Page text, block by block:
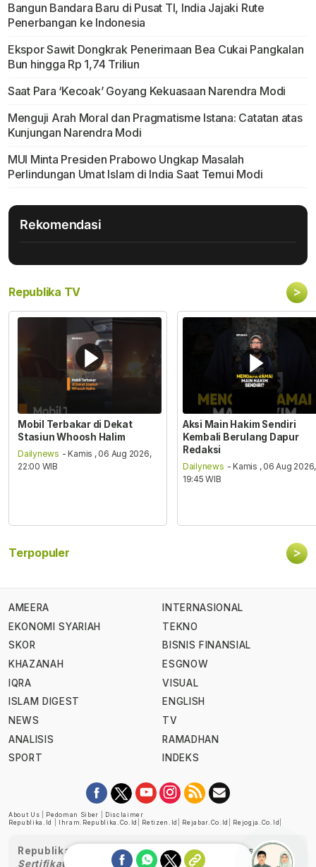
Bangun Bandara Baru di Pusat TI, India Jajaki Rute
Penerbangan ke Indonesia
Ekspor Sawit Dongkrak Penerimaan Bea Cukai Pangkalan
Bun hingga Rp 1,74 Triliun
Saat Para ‘Kecoak’ Goyang Kekuasaan Narendra Modi
Menguji Arah Moral dan Pragmatisme Istana: Catatan atas
Kunjungan Narendra Modi
MUI Minta Presiden Prabowo Ungkap Masalah
Perlindungan Umat Islam di India Saat Temui Modi
Rekomendasi
Republika TV >
Mobil Terbakar di Dekat
Stasiun Whoosh Halim
Dailynews - Kamis , 06 Aug 2026,
22:00 WIB
Aksi Main Hakim Sendiri
Kembali Berulang Dapur
Redaksi
Dailynews - Kamis , 06 Aug 2026,
19:45 WIB
Terpopuler >
AMEERA
EKONOMI SYARIAH
SKOR
KHAZANAH
IQRA
ISLAM DIGEST
NEWS
ANALISIS
SPORT
INTERNASIONAL
TEKNO
BISNIS FINANSIAL
ESGNOW
VISUAL
ENGLISH
TV
RAMADHAN
INDEKS
About Us Pedoman Siber
Disclaimer
Republika.id
Ihram.republika.co.id Retizen.id Rejabar.co.id Rejogja.co.id
Republika telah diverifikasi oleh Dewan Pers
Sertifikat Nomor 1058/DP-Verifikasi/K/XII/2022